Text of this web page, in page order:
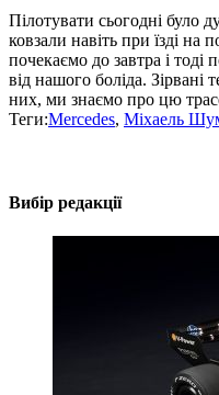
Пілотувати сьогодні було
ковзали навіть при їзді на
почекаємо до завтра і тоді
від нашого боліда. Зірвані
них, ми знаємо про цю
Теги:Mercedes, Міхаель
Вибір редакції